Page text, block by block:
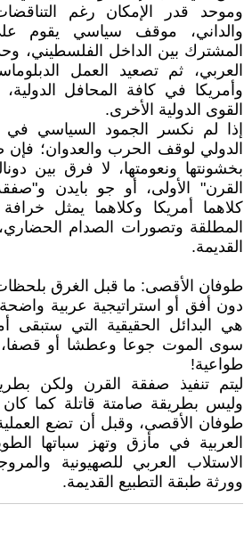
وموحد قدر الإمكان رغم
والداني، موقف سياسي يقوم
المشترك بين الداخل الفلسطيني،
العربي، ثم تصعيد العمل
وأمريكا في كافة المحافل
القوى الدولية الأخرى.
إذا لم نكسر الجمود السياسي في
الدولي لوقف الحرب والعدوان؛
بخشونتها ونعومتها، لا فرق بين
القرن" الأولى، أو جو بايدن
كلاهما أمريكا وكلاهما يمثل
المطلقة وتصورات الصدام الحضاري،
القديمة.
طوفان الأقصى: ما قبل الغرق
دون أفق أو استراتيجية عربية
هي البدائل الحقيقية التي ستبقى
سوى الموت جوعا وعطشا أو قصفا،
طواعية!
ليتم تنفيذ صفقة القرن ولكن
وليس بطريقة صامتة قاتلة كما
طوفان الأقصى، وقبل أن تضع العملية
العربية في مأزق وتهز سباتها
الاستلاب العربي للصهيونية
وورثة طبقة التطبيع القديمة.